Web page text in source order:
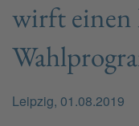
wirft einen
Leipzig, 01.08.2019